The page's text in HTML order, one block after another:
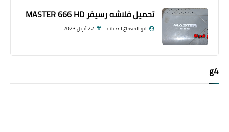
تحميل فلاشه رسيفر MASTER 666 HD
ابو القعقاع للصيانة 22 أبريل 2023
g4